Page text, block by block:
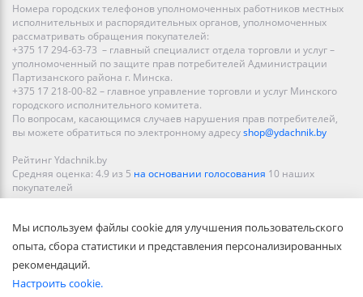
Номера городских телефонов уполномоченных работников местных
исполнительных и распорядительных органов, уполномоченных
рассматривать обращения покупателей:
+375 17 294-63-73 – главный специалист отдела торговли и услуг –
уполномоченный по защите прав потребителей Администрации
Партизанского района г. Минска.
+375 17 218-00-82 – главное управление торговли и услуг Минского
городского исполнительного комитета.
По вопросам, касающимся случаев нарушения прав потребителей,
вы можете обратиться по электронному адресуshop@ydachnik.by
Рейтинг Ydachnik.by
Средняя оценка: 4.9 из 5 на основании голосования 10 наших
покупателей
Гродно, Могилеве, Бобруйске, Барановичах, Молодечно,
Новополоцке, Пинске, Солигорске. При заказе в интернет-магазине
доставка осуществляется по всей Беларуси.
Мы используем файлы cookie для улучшения пользовательского
опыта, сбора статистики и представления персонализированных
рекомендаций.
Настроить cookie.